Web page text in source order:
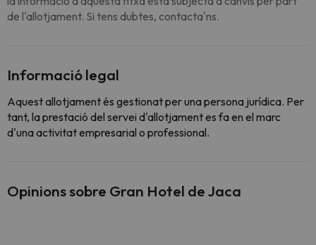
de l'allotjament. Si tens dubtes, contacta'ns.
Informació legal
Aquest allotjament és gestionat per una persona jurídica. Per
tant, la prestació del servei d'allotjament es fa en el marc
d'una activitat empresarial o professional.
Opinions sobre Gran Hotel de Jaca